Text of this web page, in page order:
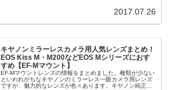
2017.07.26
キヤノンミラーレスカメラ用人気レンズまとめ！
EOS Kiss M・M200などEOS Mシリーズにおす
すめ【EF-Mマウント】
EF-Mマウントレンズの情報をまとめました。種類が少ない
といわれがちなキヤノンのミラーレス一眼カメラ用レンズ
ですが、魅力的なレンズが色々あります。キヤノン純正以